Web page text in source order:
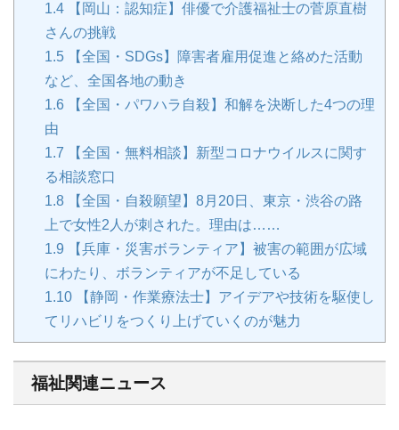
1.4 【岡山：認知症】俳優で介護福祉士の菅原直樹
さんの挑戦
1.5 【全国・SDGs】障害者雇用促進と絡めた活動
など、全国各地の動き
1.6 【全国・パワハラ自殺】和解を決断した4つの理
由
1.7 【全国・無料相談】新型コロナウイルスに関す
る相談窓口
1.8 【全国・自殺願望】8月20日、東京・渋谷の路
上で女性2人が刺された。理由は……
1.9 【兵庫・災害ボランティア】被害の範囲が広域
にわたり、ボランティアが不足している
1.10 【静岡・作業療法士】アイデアや技術を駆使し
てリハビリをつくり上げていくのが魅力
福祉関連ニュース